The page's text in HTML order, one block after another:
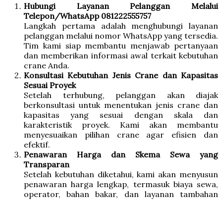
Hubungi Layanan Pelanggan Melalui
Telepon/WhatsApp 081222555757
Langkah pertama adalah menghubungi layanan
pelanggan melalui nomor WhatsApp yang tersedia.
Tim kami siap membantu menjawab pertanyaan
dan memberikan informasi awal terkait kebutuhan
crane Anda.
Konsultasi Kebutuhan Jenis Crane dan Kapasitas
Sesuai Proyek
Setelah terhubung, pelanggan akan diajak
berkonsultasi untuk menentukan jenis crane dan
kapasitas yang sesuai dengan skala dan
karakteristik proyek. Kami akan membantu
menyesuaikan pilihan crane agar efisien dan
efektif.
Penawaran Harga dan Skema Sewa yang
Transparan
Setelah kebutuhan diketahui, kami akan menyusun
penawaran harga lengkap, termasuk biaya sewa,
operator, bahan bakar, dan layanan tambahan